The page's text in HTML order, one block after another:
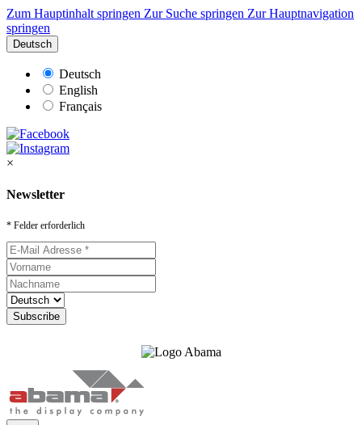
Zum Hauptinhalt springen Zur Suche springen Zur Hauptnavigation
springen
Deutsch
Deutsch
English
Français
×
Newsletter
* Felder erforderlich